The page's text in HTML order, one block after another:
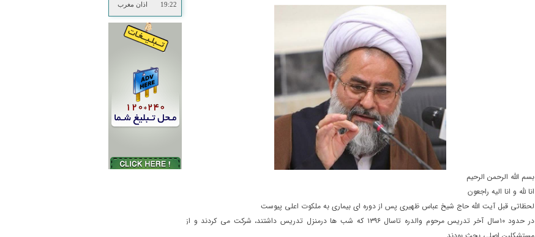
19:22
اذان مغرب
بسم الله الرحمن الرحیم
انا لله و انا الیه راجعون
لحظاتی قبل آیت الله حاج شیخ عباس ظهیری پس از دوره ای بیماری به ملکوت اعلی پیوست
در حدود ۱۰سال آخر تدریس مرحوم والدره تاسال ۱۳۹۶ که شب ها درمنزل تدریس داشتند، شرکت می کردند و از